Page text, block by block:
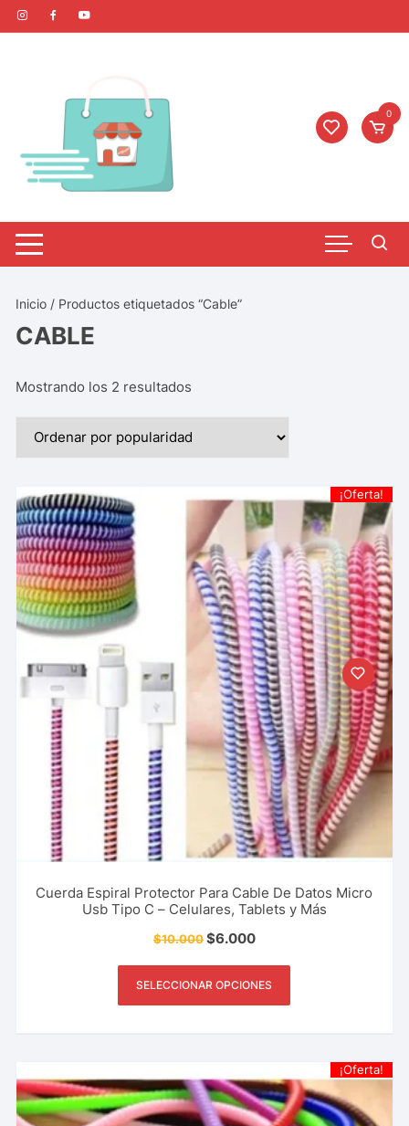
0
Inicio / Productos etiquetados “Cable”
CABLE
Mostrando los 2 resultados
¡Oferta!
Cuerda Espiral Protector Para Cable De Datos Micro
Usb Tipo C – Celulares, Tablets y Más
$10.000$6.000
SELECCIONAR OPCIONES
¡Oferta!